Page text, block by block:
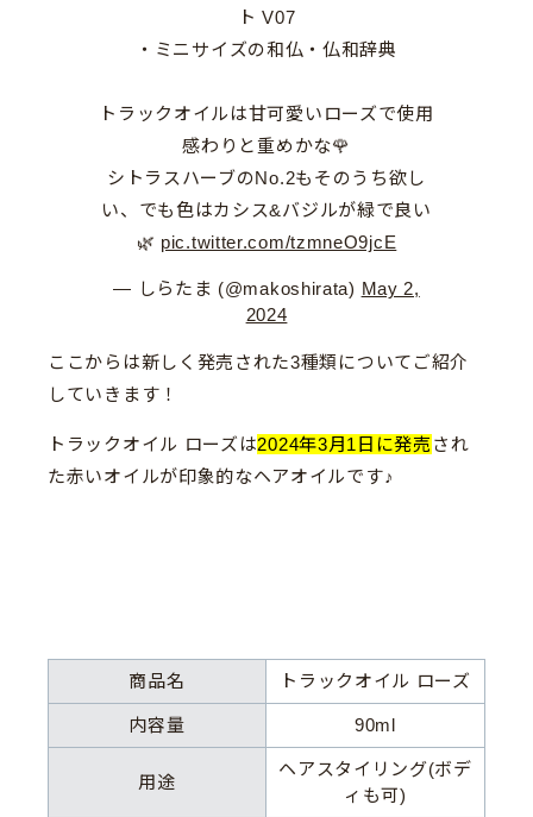
ト V07
・ミニサイズの和仏・仏和辞典
トラックオイルは甘可愛いローズで使用
感わりと重めかな🌹
シトラスハーブのNo.2もそのうち欲し
い、でも色はカシス&バジルが緑で良い
🌿 pic.twitter.com/tzmneO9jcE
— しらたま (@makoshirata) May 2,
2024
ここからは新しく発売された3種類についてご紹介
していきます！
トラックオイル ローズは2024年3月1日に発売 され
た赤いオイルが印象的なヘアオイルです♪
商品名 トラックオイル ローズ
内容量 90ml
用途
ヘアスタイリング(ボデ
ィも可)